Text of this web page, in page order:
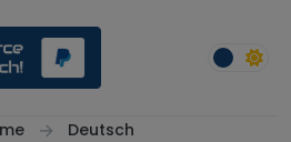
Deutsch